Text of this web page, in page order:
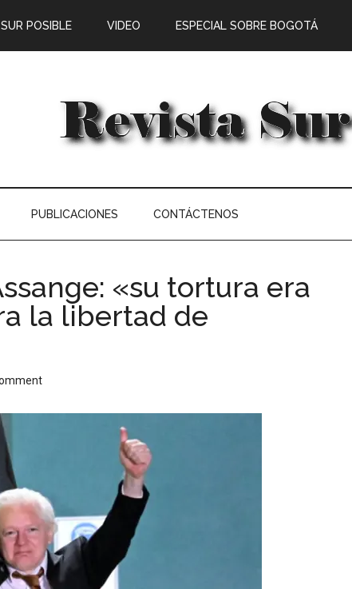
POSIBLE VIDEO ESPECIAL SOBRE BOGOTÁ
PUBLICACIONES CONTÁCTENOS
«su tortura era
la libertad de